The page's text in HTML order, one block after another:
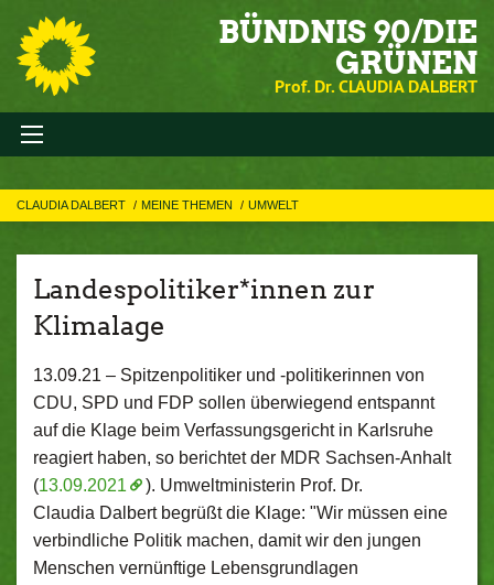
BÜNDNIS 90/DIE
GRÜNEN
Prof. Dr. CLAUDIA DALBERT
CLAUDIA DALBERT MEINE THEMEN UMWELT
Landespolitiker*innen zur
Klimalage
13.09.21 – Spitzenpolitiker und -politikerinnen von
CDU, SPD und FDP sollen überwiegend entspannt
auf die Klage beim Verfassungsgericht in Karlsruhe
reagiert haben, so berichtet der MDR Sachsen-Anhalt
(13.09.2021
). Umweltministerin Prof. Dr.
Claudia Dalbert begrüßt die Klage: "Wir müssen eine
verbindliche Politik machen, damit wir den jungen
Menschen vernünftige Lebensgrundlagen